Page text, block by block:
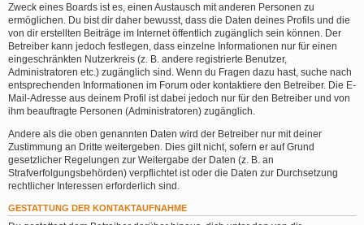
Zweck eines Boards ist es, einen Austausch mit anderen Personen zu
ermöglichen. Du bist dir daher bewusst, dass die Daten deines Profils und die
von dir erstellten Beiträge im Internet öffentlich zugänglich sein können. Der
Betreiber kann jedoch festlegen, dass einzelne Informationen nur für einen
eingeschränkten Nutzerkreis (z. B. andere registrierte Benutzer,
Administratoren etc.) zugänglich sind. Wenn du Fragen dazu hast, suche nach
entsprechenden Informationen im Forum oder kontaktiere den Betreiber. Die E-
Mail-Adresse aus deinem Profil ist dabei jedoch nur für den Betreiber und von
ihm beauftragte Personen (Administratoren) zugänglich.
Andere als die oben genannten Daten wird der Betreiber nur mit deiner
Zustimmung an Dritte weitergeben. Dies gilt nicht, sofern er auf Grund
gesetzlicher Regelungen zur Weitergabe der Daten (z. B. an
Strafverfolgungsbehörden) verpflichtet ist oder die Daten zur Durchsetzung
rechtlicher Interessen erforderlich sind.
GESTATTUNG DER KONTAKTAUFNAHME